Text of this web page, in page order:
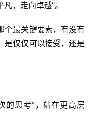
，走向卓越”。
个最关键要素，有没有
是仅仅可以接受，还是
的思考”，站在更高层